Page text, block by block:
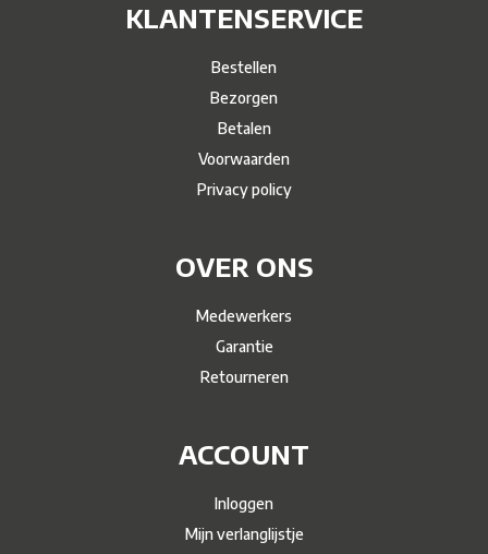
KLANTENSERVICE
Bestellen
Bezorgen
Betalen
Voorwaarden
Privacy policy
OVER ONS
Medewerkers
Garantie
Retourneren
ACCOUNT
Inloggen
Mijn verlanglijstje